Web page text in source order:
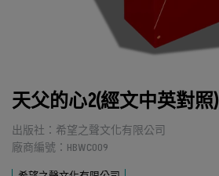
天父的心2(經文中英對照)
出版社：希望之聲文化有限公司
廠商編號：HBWC009